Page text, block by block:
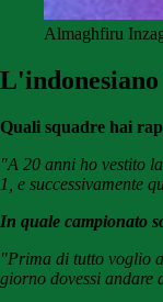
Almaghfiru
Quali squadre hai
"A 20 anni ho vestito
1, e successivamente
In quale campionato
"Prima di tutto voglio
giorno dovessi andare